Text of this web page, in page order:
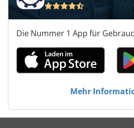
Die Nummer 1 App für
Mehr